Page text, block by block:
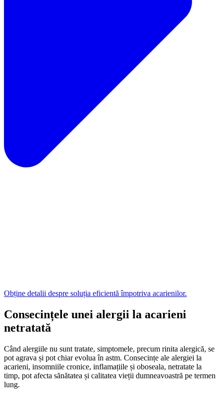
Obține detalii despre soluția eficientă împotriva acarienilor.
Consecințele unei alergii la acarieni
netratată
Când alergiile nu sunt tratate, simptomele, precum rinita alergică, se
pot agrava și pot chiar evolua în astm. Consecințe ale alergiei la
acarieni, insomniile cronice, inflamațiile și oboseala, netratate la
timp, pot afecta sănătatea și calitatea vieții dumneavoastră pe termen
lung.